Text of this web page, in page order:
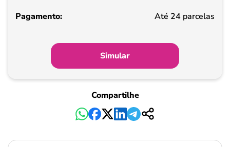
Pagamento
Até 24 parcelas
Simular
Compartilhe